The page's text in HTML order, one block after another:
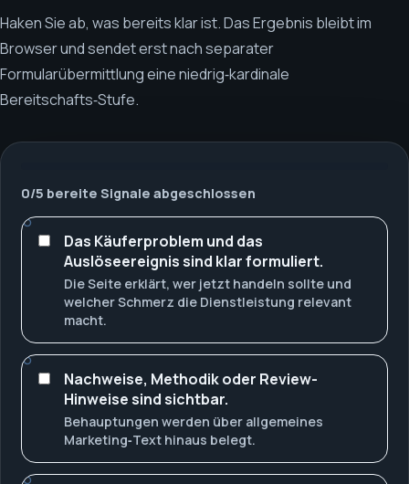
Haken Sie ab, was bereits klar ist. Das Ergebnis bleibt im
Browser und sendet erst nach separater
Formularübermittlung eine niedrig‑kardinale
Bereitschafts‑Stufe.
0/5 bereite Signale abgeschlossen
Das Käuferproblem und das
Auslöseereignis sind klar formuliert.
Die Seite erklärt, wer jetzt handeln sollte und
welcher Schmerz die Dienstleistung relevant
macht.
Nachweise, Methodik oder Review-
Hinweise sind sichtbar.
Behauptungen werden über allgemeines
Marketing‑Text hinaus belegt.